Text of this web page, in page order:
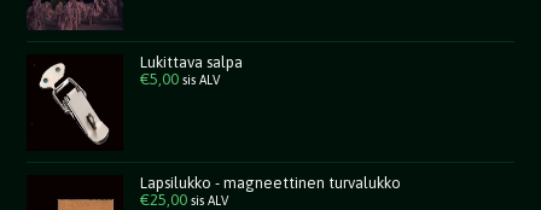
Lukittava salpa
€5,00 sis ALV
Lapsilukko - magneettinen turvalukko
€25,00 sis ALV